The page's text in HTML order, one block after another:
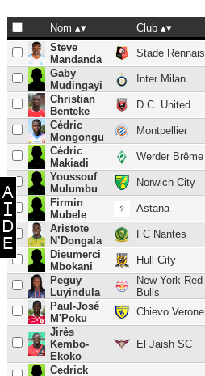
Nom Club
Steve
Mandanda
Stade Rennais
Gaby
Mudingayi
Inter Milan
Christian
Benteke
D.C. United
Cédric
Mongongu
Montpellier
Cédric
Makiadi
Werder Brême
Youssouf
Mulumbu
Norwich City
Firmin
Mubele
Astana
Aristote
N’Dongala
FC Nantes
Dieumerci
Mbokani
Hull City
Peguy
Luyindula
New York Red
Bulls
Paul-José
M'Poku
Chievo Verone
Jirès
Kembo-
Ekoko
El Jaish SC
Cedrick